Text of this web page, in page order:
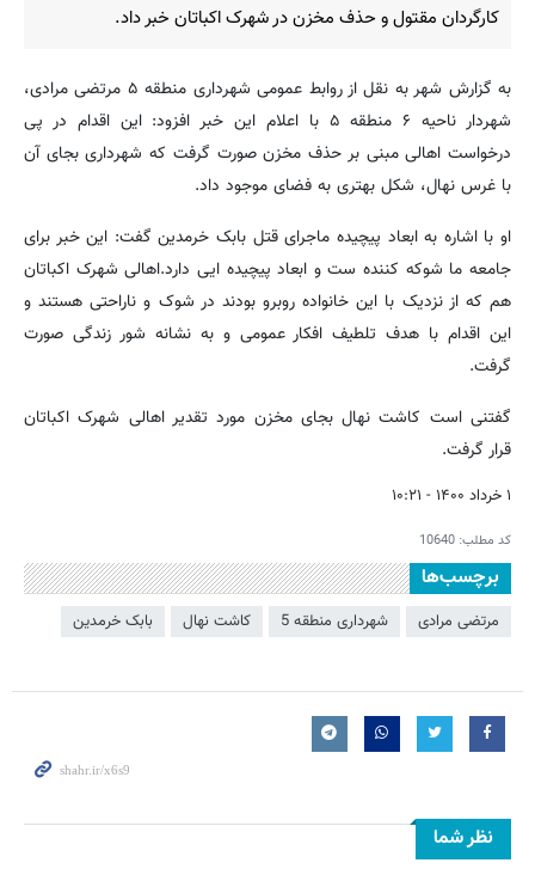
کارگردان مقتول و حذف مخزن در شهرک اکباتان خبر داد.
به گزارش شهر به نقل از روابط عمومی شهرداری منطقه ۵ مرتضی مرادی،
شهردار ناحیه ۶ منطقه ۵ با اعلام این خبر افزود: این اقدام در پی
درخواست اهالی مبنی بر حذف مخزن صورت گرفت که شهرداری بجای آن
با غرس نهال، شکل بهتری به فضای موجود داد.
او با اشاره به ابعاد پیچیده ماجرای قتل بابک خرمدین گفت: این خبر برای
جامعه ما شوکه کننده ست و ابعاد پیچیده ‌ایی دارد.اهالی شهرک اکباتان
هم که از نزدیک با این خانواده روبرو بودند در شوک و ناراحتی هستند و
این اقدام با هدف تلطیف افکار عمومی و به نشانه شور زندگی صورت
گرفت.
گفتنی است کاشت نهال بجای مخزن مورد تقدیر اهالی شهرک اکباتان
قرار گرفت.
۱ خرداد ۱۴۰۰ - ۱۰:۲۱
کد مطلب: 10640
برچسب‌ها
مرتضی مرادی شهرداری منطقه 5 کاشت نهال بابک خرمدین
نظر شما